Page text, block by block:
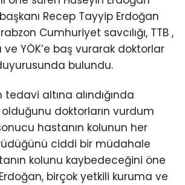
Recep Tayyip Erdoğan
Cumhuriyet savcılığı, TTB ,
ve YÖK’e baş vurarak doktorlar
bulundu.
tedavi altına alındığında
doktorların vurdum
hastanın kolunun her
ciddi bir müdahale
kolunu kaybedeceğini öne
birçok yetkili kuruma ve